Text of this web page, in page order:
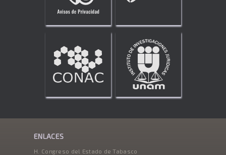
ENLACES
H. Congreso del Estado de Tabasco